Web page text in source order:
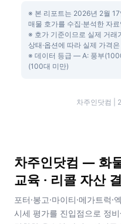
※ 본 리포트는 2026년 2월
매물 호가를 수집·분석한 자
※ 호가 기준이므로 실제 거래
상태·옵션에 따라 실제 가격
※ 데이터 등급 — A: 풍부
(100대 미만)
차주인닷컴 |
차주인닷컴 — 화
교육 · 리콜 자산
포터·봉고·마이티·메가트럭·
시세 평가를 진입점으로 정비